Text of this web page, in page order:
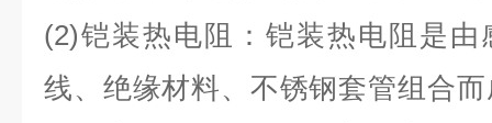
(2)铠装热电阻：铠装热电阻是
线、绝缘材料、不锈钢套管组合